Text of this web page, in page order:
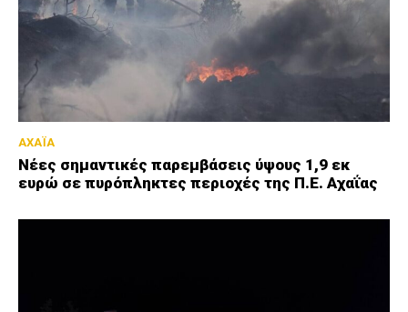
ΑΧΑΪΑ
Νέες σημαντικές παρεμβάσεις ύψους 1,9 εκ
ευρώ σε πυρόπληκτες περιοχές της Π.Ε. Αχαΐας